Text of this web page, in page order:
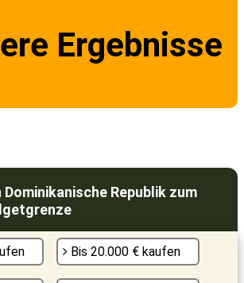
Ergebnisse
Dominikanische Republik zum
Bis 20.000 € kaufen